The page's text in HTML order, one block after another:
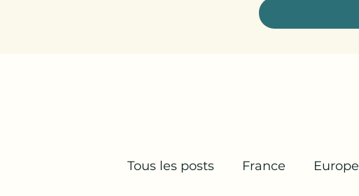
Tous les posts France Europe